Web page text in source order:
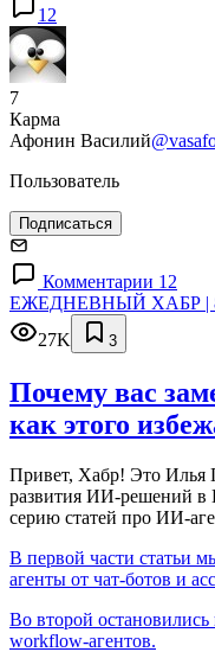
12
7
Карма
Афонин Василий
Пользователь
Подписаться
Комментарии 12
ЕЖЕДНЕВНЫЙ ХАБР |
27K
3
Почему вас
как этого
Привет, Хабр! Это Илья
развития ИИ-решений в
серию статей про ИИ-
В первой части статьи
агенты от чат-ботов и
Во второй
workflow-агентов.